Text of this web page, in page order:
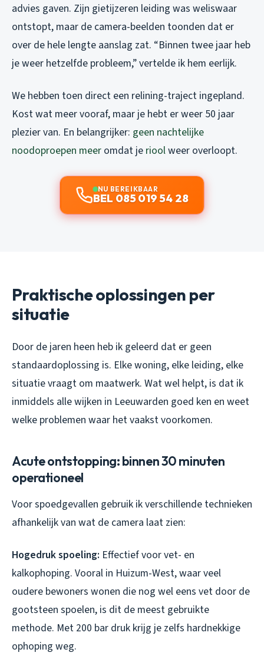
advies gaven. Zijn gietijzeren leiding was weliswaar
ontstopt, maar de camera-beelden toonden dat er
over de hele lengte aanslag zat. “Binnen twee jaar heb
je weer hetzelfde probleem,” vertelde ik hem eerlijk.
We hebben toen direct een relining-traject ingepland.
Kost wat meer vooraf, maar je hebt er weer 50 jaar
plezier van. En belangrijker: geen nachtelijke
noodoproepen meer omdat je rioolweer overloopt.
NU BEREIKBAAR
BEL 085 019 54 28
Praktische oplossingen per
situatie
Door de jaren heen heb ik geleerd dat er geen
standaardoplossing is. Elke woning, elke leiding, elke
situatie vraagt om maatwerk. Wat wel helpt, is dat ik
inmiddels alle wijken in Leeuwarden goed ken en weet
welke problemen waar het vaakst voorkomen.
Acute ontstopping: binnen 30 minuten
operationeel
Voor spoedgevallen gebruik ik verschillende technieken
afhankelijk van wat de camera laat zien:
Hogedruk spoeling: Effectief voor vet- en
kalkophoping. Vooral in Huizum-West, waar veel
oudere bewoners wonen die nog wel eens vet door de
gootsteen spoelen, is dit de meest gebruikte
methode. Met 200 bar druk krijg je zelfs hardnekkige
ophoping weg.